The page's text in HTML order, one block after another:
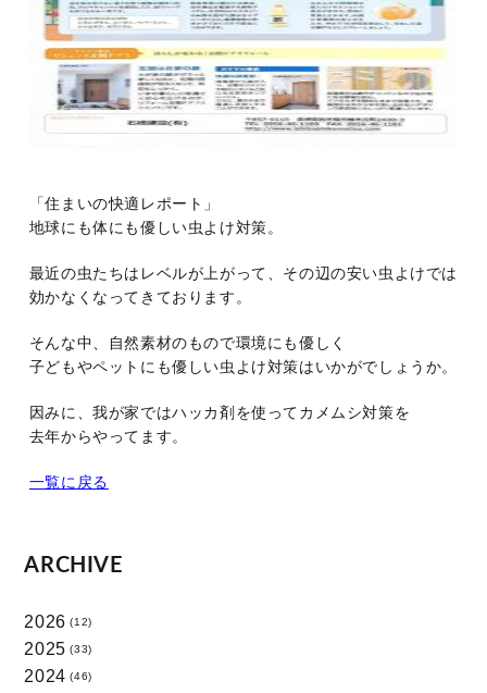
「住まいの快適レポート」
地球にも体にも優しい虫よけ対策。
最近の虫たちはレベルが上がって、その辺の安い虫よけでは
効かなくなってきております。
そんな中、自然素材のもので環境にも優しく
子どもやペットにも優しい虫よけ対策はいかがでしょうか。
因みに、我が家ではハッカ剤を使ってカメムシ対策を
去年からやってます。
一覧に戻る
ARCHIVE
2026 (12)
2025 (33)
2024 (46)